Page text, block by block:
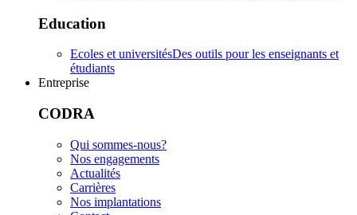
Education
Ecoles et universitésDes outils pour les enseignants et
étudiants
Entreprise
CODRA
Qui sommes-nous?
Nos engagements
Actualités
Carrières
Nos implantations